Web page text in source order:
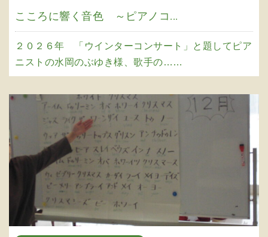
こころに響く音色 ～ピアノコ...
２０２６年 「ウインターコンサート」と題してピア
ニストの水岡のぶゆき様、歌手の……